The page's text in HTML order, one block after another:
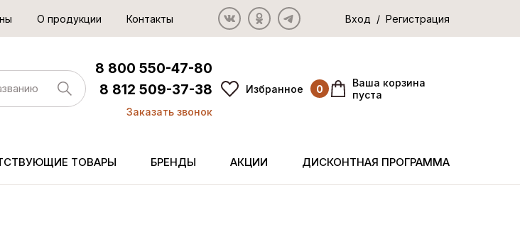
О продукции Контакты Вход / Регистрация
8 800 550-47-80
8 812 509-37-38
Заказать звонок
Избранное 0
Ваша корзина
пуста
ТОВАРЫ БРЕНДЫ АКЦИИ ДИСКОНТНАЯ ПРОГРАММА